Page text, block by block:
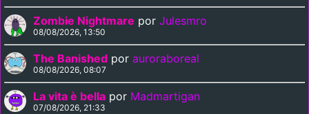
Zombie Nightmare por Julesmro
08/08/2026, 13:50
The Banished por auroraboreal
08/08/2026, 08:07
La vita è bella por Madmartigan
07/08/2026, 21:33